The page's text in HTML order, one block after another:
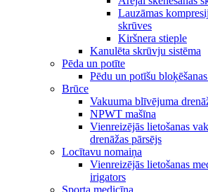
Lauzāmas
skrūves
Kiršnera stieple
Kanulēta skrūvju sistēma
Pēda un potīte
Pēdu un potīšu
Brūce
Vakuuma blīvējuma
NPWT mašīna
Vienreizējās lietošanas
drenāžas pārsējs
Locītavu nomaiņa
Vienreizējās lietošanas
irigators
Sporta medicīna